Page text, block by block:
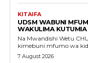
KITAIFA
UDSM WABUNI
WAKULIMA
Na Mwandishi Wetu CHUO Kikuu cha Dar es Salaam (UDSM)
kimebuni mfumo wa
7 August 2026